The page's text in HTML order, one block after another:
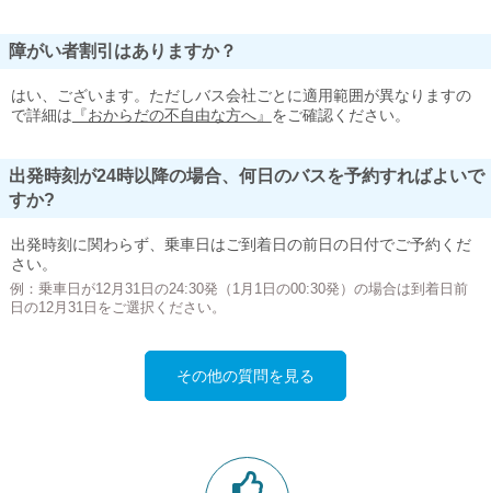
障がい者割引はありますか？
はい、ございます。ただしバス会社ごとに適用範囲が異なりますの
で詳細は 『おからだの不自由な方へ』 をご確認ください。
出発時刻が24時以降の場合、何日のバスを予約すればよいで
すか?
出発時刻に関わらず、乗車日はご到着日の前日の日付でご予約くだ
さい。
例：乗車日が12月31日の24:30発（1月1日の00:30発）の場合は到着日前
日の12月31日をご選択ください。
その他の質問を見る